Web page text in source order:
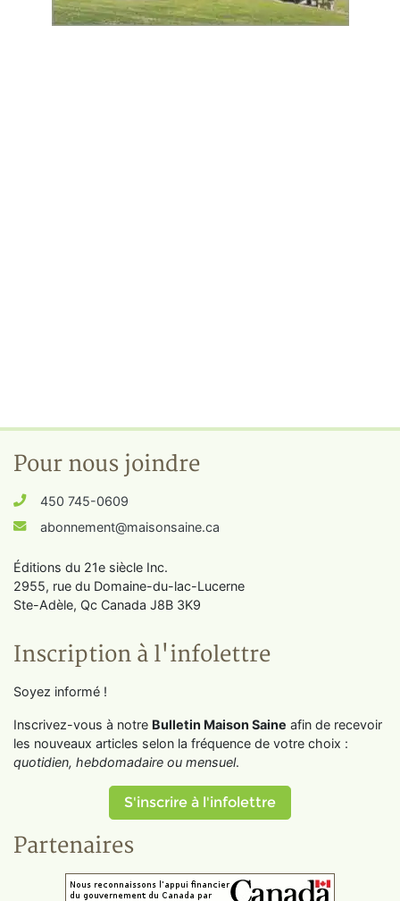
Pour nous joindre
450 745-0609
abonnement@maisonsaine.ca
Éditions du 21e siècle Inc.
2955, rue du Domaine-du-lac-Lucerne
Ste-Adèle, Qc Canada J8B 3K9
Inscription à l'infolettre
Soyez informé !
Inscrivez-vous à notre Bulletin Maison Saine afin de recevoir
les nouveaux articles selon la fréquence de votre choix :
quotidien, hebdomadaire ou mensuel.
S'inscrire à l'infolettre
Partenaires